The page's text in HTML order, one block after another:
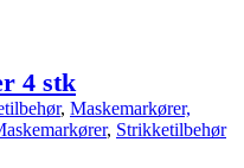
4 stk
, Maskemarkører,
, Strikketilbehør